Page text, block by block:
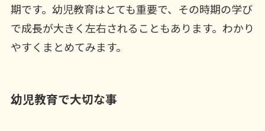
期です。幼児教育はとても重要で、その時期の学び
で成長が大きく左右されることもあります。わかり
やすくまとめてみます。
幼児教育で大切な事